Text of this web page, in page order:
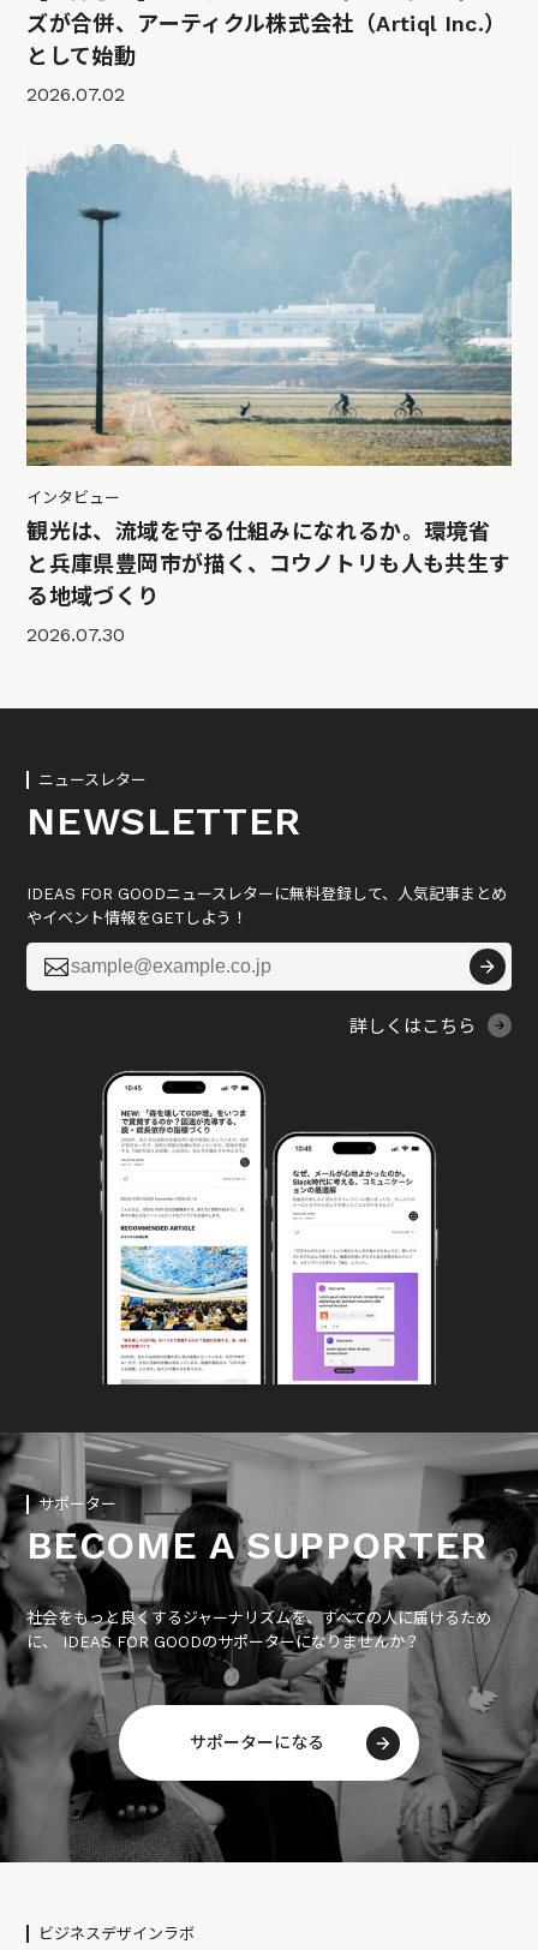
ズが合併、アーティクル株式会社（Artiql Inc.）
として始動
2026.07.02
インタビュー
観光は、流域を守る仕組みになれるか。環境省
と兵庫県豊岡市が描く、コウノトリも人も共生す
る地域づくり
2026.07.30
ニュースレター
NEWSLETTER
IDEAS FOR GOODニュースレターに無料登録して、人気記事まとめ
やイベント情報をGETしよう！

詳しくはこちら
サポーター
BECOME A SUPPORTER
社会をもっと良くするジャーナリズムを、すべての人に届けるため
に、 IDEAS FOR GOODのサポーターになりませんか？
サポーターになる
ビジネスデザインラボ